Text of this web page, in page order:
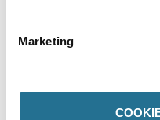
Marketing